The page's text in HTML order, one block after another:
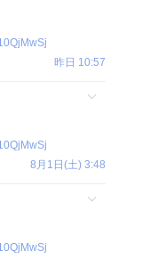
昨日 10:57
8月1日(土) 3:48